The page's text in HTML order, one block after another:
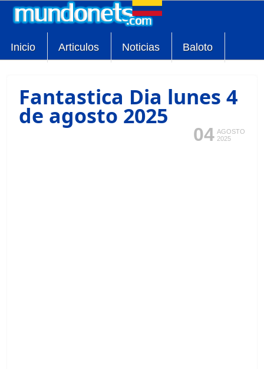
Inicio Articulos Noticias Baloto
Fantastica Dia lunes 4
de agosto 2025
04 AGOSTO
2025